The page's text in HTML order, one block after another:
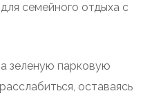
семейного отдыха с
зеленую парковую
оставаясь